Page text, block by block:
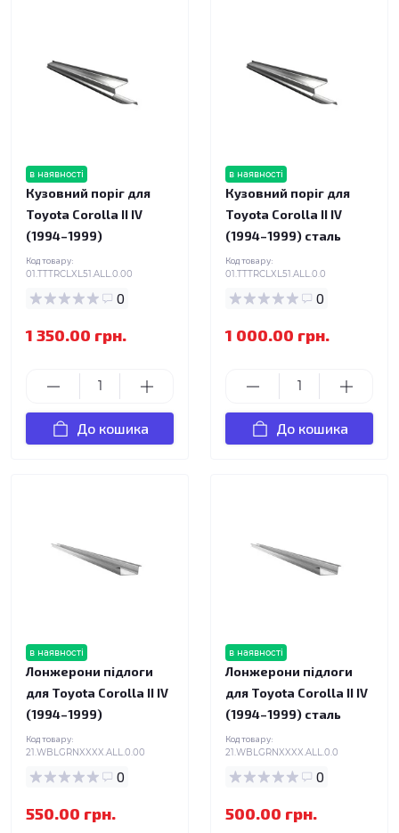
в наявності
Кузовний поріг для
Toyota Corolla II IV
(1994–1999)
Код товару:
01.TTTRCLXL51.ALL.0.00
0
1 350.00 грн.
До кошика
в наявності
Кузовний поріг для
Toyota Corolla II IV
(1994–1999) сталь
Код товару:
01.TTTRCLXL51.ALL.0.0
0
1 000.00 грн.
До кошика
в наявності
Лонжерони підлоги
для Toyota Corolla II IV
(1994–1999)
Код товару:
21.WBLGRNXXXX.ALL.0.00
0
550.00 грн.
в наявності
Лонжерони підлоги
для Toyota Corolla II IV
(1994–1999) сталь
Код товару:
21.WBLGRNXXXX.ALL.0.0
0
500.00 грн.